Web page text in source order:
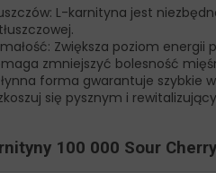
L-karnityna jest
Zwiększa poziom
zmniejszyć bolesność
forma gwarantuje
się pysznym i
100 000 Sour